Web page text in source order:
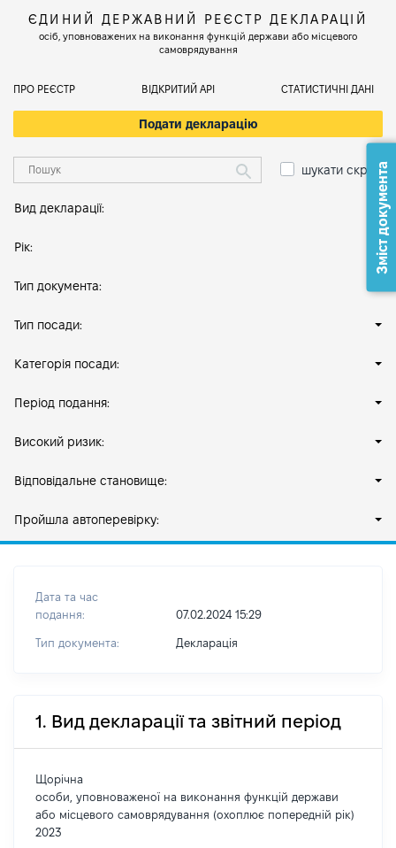
ЄДИНИЙ ДЕРЖАВНИЙ РЕЄСТР ДЕКЛАРАЦІЙ
осіб, уповноважених на виконання функцій держави або місцевого
самоврядування
ПРО РЕЄСТР ВІДКРИТИЙ АРІ СТАТИСТИЧНІ ДАНІ
Подати декларацію
шукати скрізь
Вид декларації:
Рік:
Тип документа:
Тип посади:
Категорія посади:
Період подання:
Високий ризик:
Відповідальне становище:
Пройшла автоперевірку:
Дата та час
подання:
07.02.2024 15:29
Тип документа: Декларація
1. Вид декларації та звітний період
Щорічна
особи, уповноваженої на виконання функцій держави
або місцевого самоврядування (охоплює попередній рік)
2023
Зміст документа